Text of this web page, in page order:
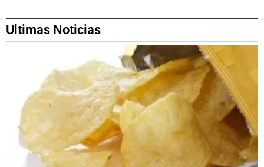
Ultimas Noticias